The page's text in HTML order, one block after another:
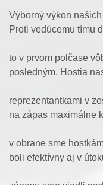
Výborný výkon
Proti vedúcemu tímu
to v prvom polčase
posledným. Hostia
reprezentantkami v
na zápas maximálne
v obrane sme
boli efektívny aj v